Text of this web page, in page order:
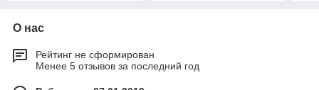
О нас
Рейтинг не сформирован
Менее 5 отзывов за последний год